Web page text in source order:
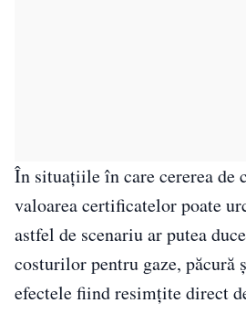
În situațiile în care cererea de
valoarea certificatelor poate
astfel de scenariu ar putea
costurilor pentru gaze, păcură
efectele fiind resimțite direct